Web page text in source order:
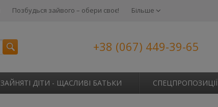
Позбудься зайвого – обери своє! Більше
+38 (067) 449-39-65
ЗАЙНЯТІ ДІТИ - ЩАСЛИВІ БАТЬКИ СПЕЦПРОПОЗИЦІЇ